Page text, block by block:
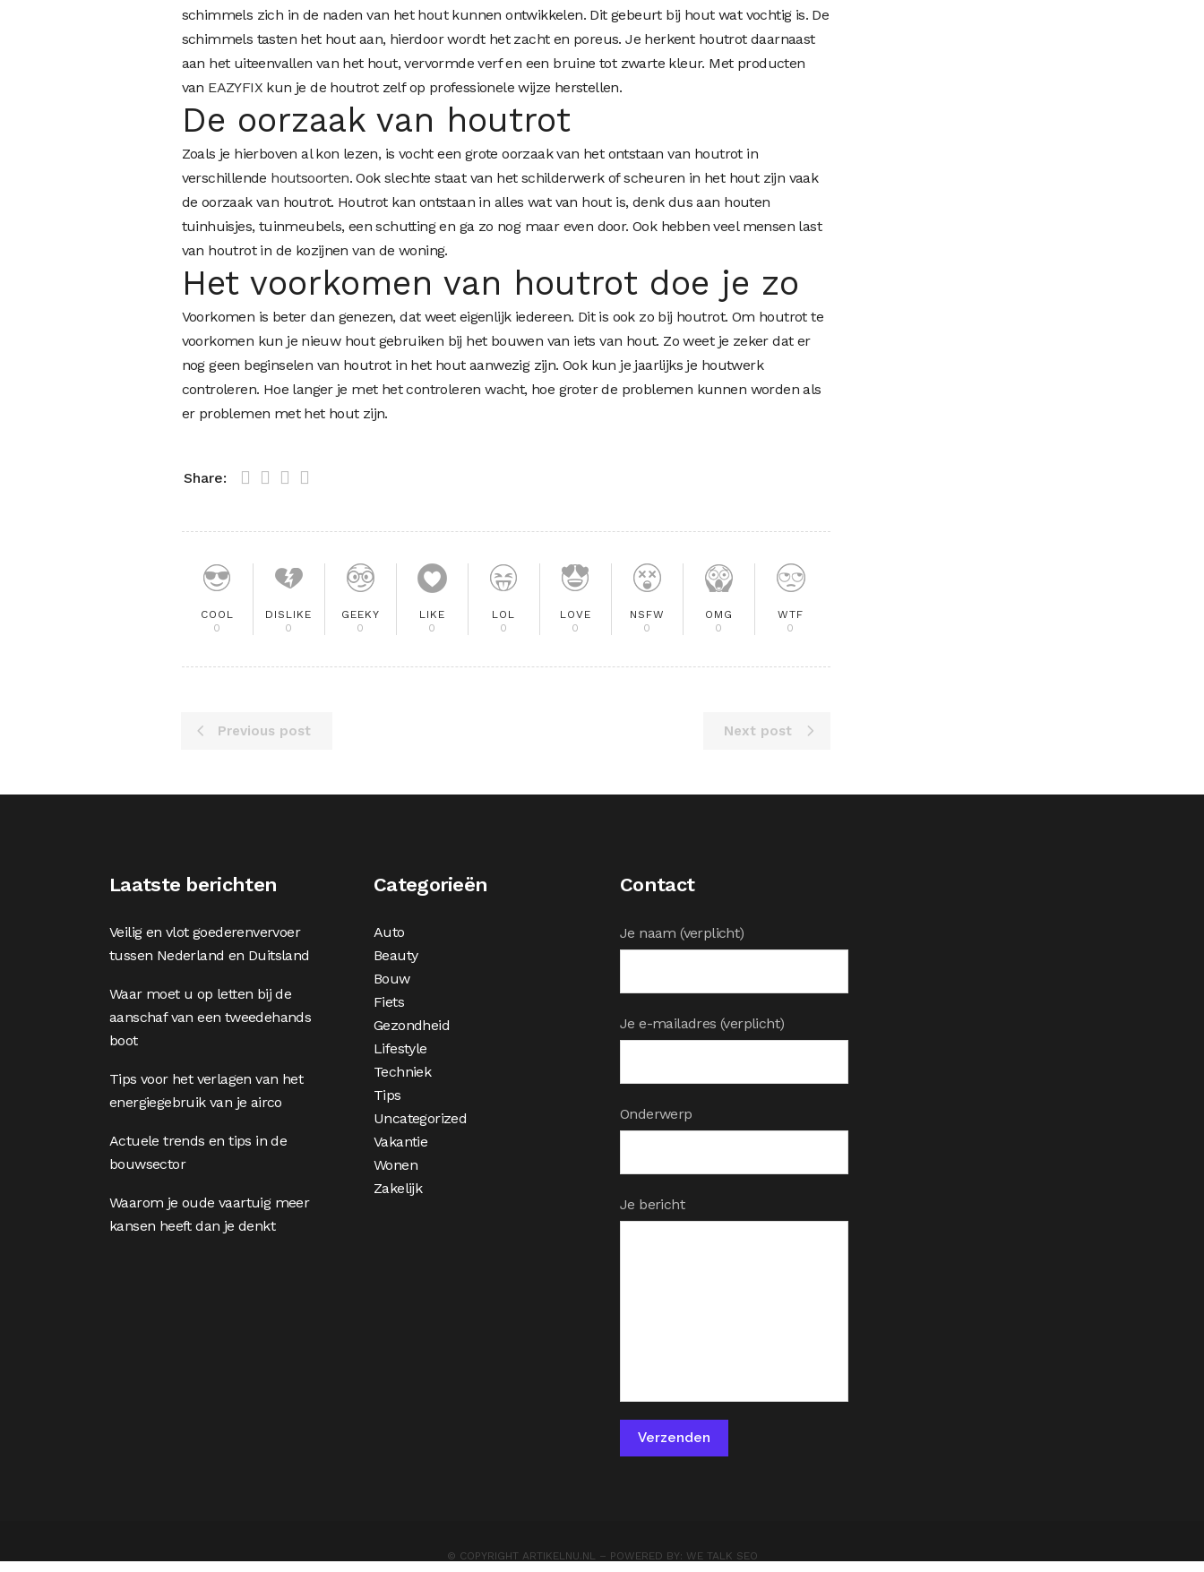
schimmels zich in de naden van het hout kunnen ontwikkelen. Dit gebeurt bij hout wat vochtig is. De
schimmels tasten het hout aan, hierdoor wordt het zacht en poreus. Je herkent houtrot daarnaast
aan het uiteenvallen van het hout, vervormde verf en een bruine tot zwarte kleur. Met producten
van EAZYFIXkun je de houtrot zelf op professionele wijze herstellen.
De oorzaak van houtrot
Zoals je hierboven al kon lezen, is vocht een grote oorzaak van het ontstaan van houtrot in
verschillende houtsoorten. Ook slechte staat van het schilderwerk of scheuren in het hout zijn vaak
de oorzaak van houtrot. Houtrot kan ontstaan in alles wat van hout is, denk dus aan houten
tuinhuisjes, tuinmeubels, een schutting en ga zo nog maar even door. Ook hebben veel mensen last
van houtrot in de kozijnen van de woning.
Het voorkomen van houtrot doe je zo
Voorkomen is beter dan genezen, dat weet eigenlijk iedereen. Dit is ook zo bij houtrot. Om houtrot te
voorkomen kun je nieuw hout gebruiken bij het bouwen van iets van hout. Zo weet je zeker dat er
nog geen beginselen van houtrot in het hout aanwezig zijn. Ook kun je jaarlijks je houtwerk
controleren. Hoe langer je met het controleren wacht, hoe groter de problemen kunnen worden als
er problemen met het hout zijn.
Share:
COOL
0
DISLIKE
0
GEEKY
0
LIKE
0
LOL
0
LOVE
0
NSFW
0
OMG
0
WTF
0
Previous post Next post
Laatste berichten
Veilig en vlot goederenvervoer
tussen Nederland en Duitsland
Waar moet u op letten bij de
aanschaf van een tweedehands
boot
Tips voor het verlagen van het
energiegebruik van je airco
Actuele trends en tips in de
bouwsector
Waarom je oude vaartuig meer
kansen heeft dan je denkt
Categorieën
Auto
Beauty
Bouw
Fiets
Gezondheid
Lifestyle
Techniek
Tips
Uncategorized
Vakantie
Wonen
Zakelijk
Contact
Je naam (verplicht)
Je e-mailadres (verplicht)
Onderwerp
Je bericht
© COPYRIGHT ARTIKELNU.NL – POWERED BY: WE TALK SEO